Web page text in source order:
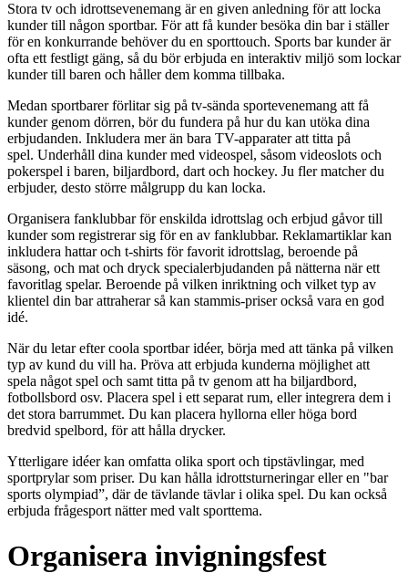
Stora tv och idrottsevenemang är en given anledning för att locka
kunder till någon sportbar. För att få kunder besöka din bar i ställer
för en konkurrande behöver du en sporttouch. Sports bar kunder är
ofta ett festligt gäng, så du bör erbjuda en interaktiv miljö som lockar
kunder till baren och håller dem komma tillbaka.
Medan sportbarer förlitar sig på tv-sända sportevenemang att få
kunder genom dörren, bör du fundera på hur du kan utöka dina
erbjudanden. Inkludera mer än bara TV-apparater att titta på
spel. Underhåll dina kunder med videospel, såsom videoslots och
pokerspel i baren, biljardbord, dart och hockey. Ju fler matcher du
erbjuder, desto större målgrupp du kan locka.
Organisera fanklubbar för enskilda idrottslag och erbjud gåvor till
kunder som registrerar sig för en av fanklubbar. Reklamartiklar kan
inkludera hattar och t-shirts för favorit idrottslag, beroende på
säsong, och mat och dryck specialerbjudanden på nätterna när ett
favoritlag spelar. Beroende på vilken inriktning och vilket typ av
klientel din bar attraherar så kan stammis-priser också vara en god
idé.
När du letar efter coola sportbar idéer, börja med att tänka på vilken
typ av kund du vill ha. Pröva att erbjuda kunderna möjlighet att
spela något spel och samt titta på tv genom att ha biljardbord,
fotbollsbord osv. Placera spel i ett separat rum, eller integrera dem i
det stora barrummet. Du kan placera hyllorna eller höga bord
bredvid spelbord, för att hålla drycker.
Ytterligare idéer kan omfatta olika sport och tipstävlingar, med
sportprylar som priser. Du kan hålla idrottsturneringar eller en "bar
sports olympiad”, där de tävlande tävlar i olika spel. Du kan också
erbjuda frågesport nätter med valt sporttema.
Organisera invigningsfest